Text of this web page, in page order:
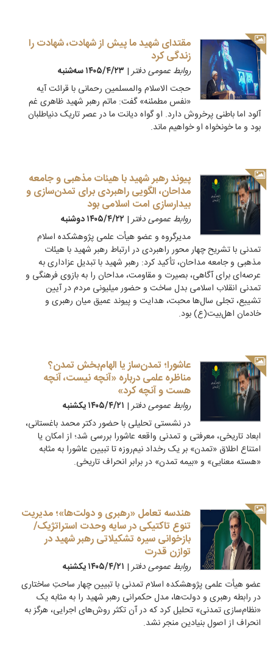
مقتدای شهید ما پیش از شهادت، شهادت را
زندگی کرد
روابط عمومی دفتر| ۱۴۰۵/۴/۲۳ سه‌شنبه
حجت الاسلام والمسلمین رحمانی با قرائت آیه
«نفس مطمئنه» گفت: ماتم رهبر شهید ظاهری غم
آلود اما باطنی پرخروش دارد. او گواه دیانت ما در عصر تاریک دنیاطلبان
بود و ما خونخواه او خواهیم ماند.
پیوند رهبر شهید با هیئات مذهبی و جامعه
مداحان، الگویی راهبردی برای تمدن‌سازی و
بیدارسازی امت اسلامی بود
روابط عمومی دفتر| ۱۴۰۵/۴/۲۲ دوشنبه
مدیرگروه و عضو هیأت علمی پژوهشکده اسلام
تمدنی با تشریح چهار محور راهبردی در ارتباط رهبر شهید با هیئات
مذهبی و جامعه مداحان، تأکید کرد: رهبر شهید با تبدیل عزاداری به
عرصه‌ای برای آگاهی، بصیرت و مقاومت، مداحان را به بازوی فرهنگی و
تمدنی انقلاب اسلامی بدل ساخت و حضور میلیونی مردم در آیین
تشییع، تجلی سال‌ها محبت، هدایت و پیوند عمیق میان رهبری و
خادمان اهل‌بیت(ع) بود.
عاشورا؛ تمدن‌ساز یا الهام‌بخش تمدن؟
مناظره علمی درباره «آنچه نیست، آنچه
هست و آنچه کرد»
روابط عمومی دفتر| ۱۴۰۵/۴/۲۱ يكشنبه
در نشستی تحلیلی با حضور دکتر محمد باغستانی،
ابعاد تاریخی، معرفتی و تمدنی واقعه عاشورا بررسی شد؛ از امکان یا
امتناع اطلاق «تمدن» بر یک رخداد نیم‌روزه تا تبیین عاشورا به مثابه
«هسته معنایی» و «بیمه تمدن» در برابر انحراف تاریخی.
هندسه تعامل «رهبری و دولت‌ها»؛ مدیریت
تنوع تاکتیکی در سایه وحدت استراتژیک/
بازخوانی سیره تشکیلاتی رهبر شهید در
توازن قدرت
روابط عمومی دفتر| ۱۴۰۵/۴/۲۱ يكشنبه
عضو هیأت علمی پژوهشکده اسلام تمدنی با تبیین چهار ساحتِ ساختاری
در رابطه رهبری و دولت‌ها، مدل حکمرانی رهبر شهید را به مثابه یک
«نظام‌سازی تمدنی» تحلیل کرد که در آن تکثر روش‌های اجرایی، هرگز به
انحراف از اصول بنیادین منجر نشد.